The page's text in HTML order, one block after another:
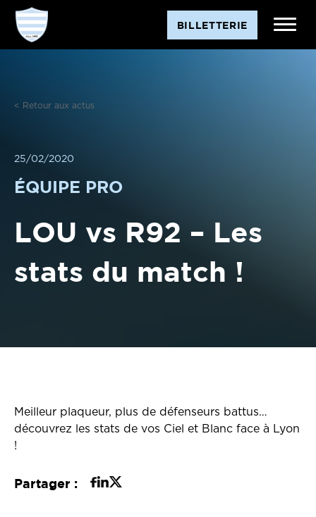
Aller
contenu
BILLETTERIE
< Retour aux actus
25/02/2020
ÉQUIPE PRO
LOU vs R92 – Les
stats du match !
Meilleur plaqueur, plus de défenseurs battus…
découvrez les stats de vos Ciel et Blanc face à Lyon
!
Partager :